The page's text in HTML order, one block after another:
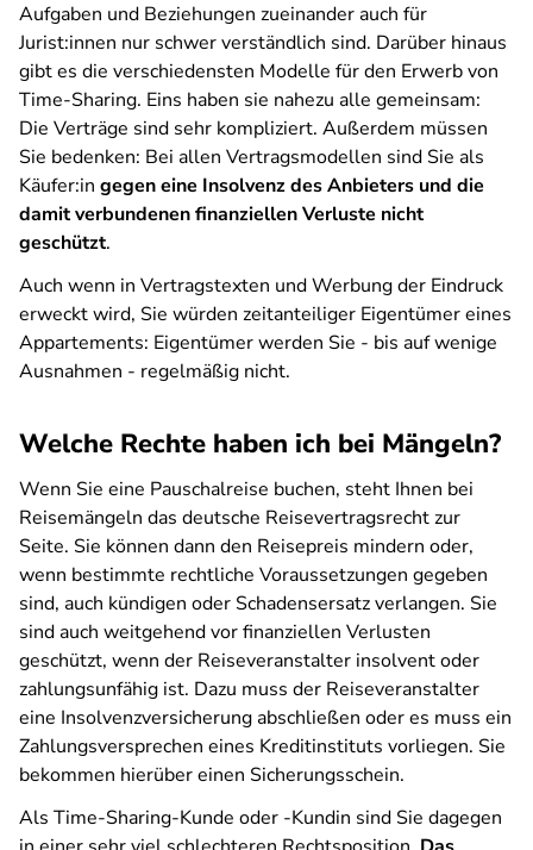
Aufgaben und Beziehungen zueinander auch für
Jurist:innen nur schwer verständlich sind. Darüber hinaus
gibt es die verschiedensten Modelle für den Erwerb von
Time-Sharing. Eins haben sie nahezu alle gemeinsam:
Die Verträge sind sehr kompliziert. Außerdem müssen
Sie bedenken: Bei allen Vertragsmodellen sind Sie als
Käufer:in gegen eine Insolvenz des Anbieters und die
damit verbundenen finanziellen Verluste nicht
geschützt.
Auch wenn in Vertragstexten und Werbung der Eindruck
erweckt wird, Sie würden zeitanteiliger Eigentümer eines
Appartements: Eigentümer werden Sie - bis auf wenige
Ausnahmen - regelmäßig nicht.
Welche Rechte haben ich bei Mängeln?
Wenn Sie eine Pauschalreise buchen, steht Ihnen bei
Reisemängeln das deutsche Reisevertragsrecht zur
Seite. Sie können dann den Reisepreis mindern oder,
wenn bestimmte rechtliche Voraussetzungen gegeben
sind, auch kündigen oder Schadensersatz verlangen. Sie
sind auch weitgehend vor finanziellen Verlusten
geschützt, wenn der Reiseveranstalter insolvent oder
zahlungsunfähig ist. Dazu muss der Reiseveranstalter
eine Insolvenzversicherung abschließen oder es muss ein
Zahlungsversprechen eines Kreditinstituts vorliegen. Sie
bekommen hierüber einen Sicherungsschein.
Als Time-Sharing-Kunde oder -Kundin sind Sie dagegen